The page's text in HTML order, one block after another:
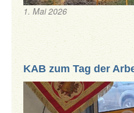
Impressum
1. Mai 2026
KAB zum Tag der